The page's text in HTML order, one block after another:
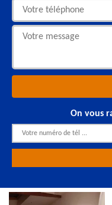
On vous